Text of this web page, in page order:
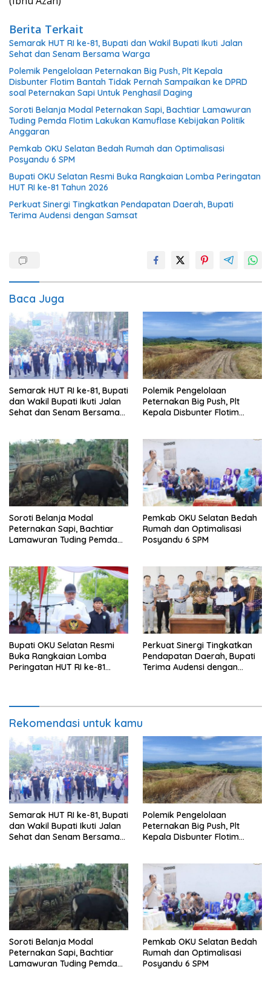
Berita Terkait
Semarak HUT RI ke-81, Bupati dan Wakil Bupati Ikuti Jalan
Sehat dan Senam Bersama Warga
Polemik Pengelolaan Peternakan Big Push, Plt Kepala
Disbunter Flotim Bantah Tidak Pernah Sampaikan ke DPRD
soal Peternakan Sapi Untuk Penghasil Daging
Soroti Belanja Modal Peternakan Sapi, Bachtiar Lamawuran
Tuding Pemda Flotim Lakukan Kamuflase Kebijakan Politik
Anggaran
Pemkab OKU Selatan Bedah Rumah dan Optimalisasi
Posyandu 6 SPM
Bupati OKU Selatan Resmi Buka Rangkaian Lomba Peringatan
HUT RI ke-81 Tahun 2026
Perkuat Sinergi Tingkatkan Pendapatan Daerah, Bupati
Terima Audensi dengan Samsat
Baca Juga
Semarak HUT RI ke-81, Bupati
dan Wakil Bupati Ikuti Jalan
Sehat dan Senam Bersama
Polemik Pengelolaan
Peternakan Big Push, Plt
Kepala Disbunter Flotim
Peternakan Sapi Untuk
Penghasil Daging
Soroti Belanja Modal
Peternakan Sapi, Bachtiar
Lamawuran Tuding Pemda
Pemkab OKU Selatan Bedah
Rumah dan Optimalisasi
Posyandu 6 SPM
Bupati OKU Selatan Resmi
Buka Rangkaian Lomba
Peringatan HUT RI ke-81
Perkuat Sinergi Tingkatkan
Pendapatan Daerah, Bupati
Terima Audensi dengan
Rekomendasi untuk kamu
Semarak HUT RI ke-81, Bupati
dan Wakil Bupati Ikuti Jalan
Sehat dan Senam Bersama
Polemik Pengelolaan
Peternakan Big Push, Plt
Kepala Disbunter Flotim
Peternakan Sapi Untuk
Penghasil Daging
Soroti Belanja Modal
Peternakan Sapi, Bachtiar
Lamawuran Tuding Pemda
Pemkab OKU Selatan Bedah
Rumah dan Optimalisasi
Posyandu 6 SPM